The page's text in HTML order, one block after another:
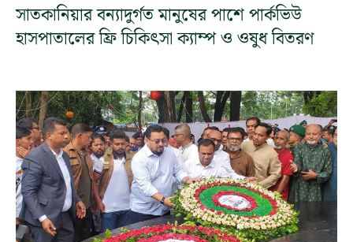
সাতকানিয়ার বন্যাদুর্গত মানুষের পাশে পার্কভিউ
হাসপাতালের ফ্রি চিকিৎসা ক্যাম্প ও ওষুধ বিতরণ